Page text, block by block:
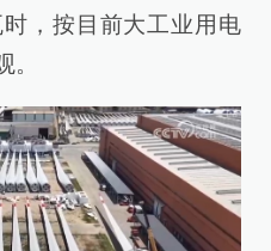
，按目前大工业用电